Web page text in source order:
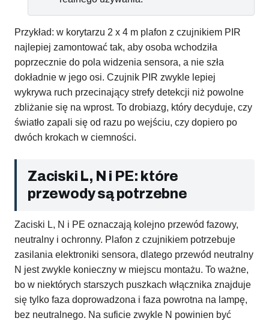
Przykład: w korytarzu 2 x 4 m plafon z czujnikiem PIR
najlepiej zamontować tak, aby osoba wchodziła
poprzecznie do pola widzenia sensora, a nie szła
dokładnie w jego osi. Czujnik PIR zwykle lepiej
wykrywa ruch przecinający strefy detekcji niż powolne
zbliżanie się na wprost. To drobiazg, który decyduje, czy
światło zapali się od razu po wejściu, czy dopiero po
dwóch krokach w ciemności.
Zaciski L, N i PE: które
przewody są potrzebne
Zaciski L, N i PE oznaczają kolejno przewód fazowy,
neutralny i ochronny. Plafon z czujnikiem potrzebuje
zasilania elektroniki sensora, dlatego przewód neutralny
N jest zwykle konieczny w miejscu montażu. To ważne,
bo w niektórych starszych puszkach włącznika znajduje
się tylko faza doprowadzona i faza powrotna na lampę,
bez neutralnego. Na suficie zwykle N powinien być